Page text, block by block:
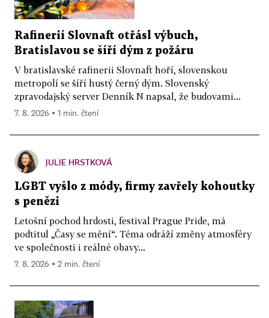
Rafinerií Slovnaft otřásl výbuch,
Bratislavou se šíří dým z požáru
V bratislavské rafinerii Slovnaft hoří, slovenskou
metropolí se šíří hustý černý dým. Slovenský
zpravodajský server Denník N napsal, že budovami...
7. 8. 2026 ▪ 1 min. čtení
JULIE HRSTKOVÁ
LGBT vyšlo z módy, firmy zavřely kohoutky
s penězi
Letošní pochod hrdosti, festival Prague Pride, má
podtitul „Časy se mění“. Téma odráží změny atmosféry
ve společnosti i reálné obavy...
7. 8. 2026 ▪ 2 min. čtení